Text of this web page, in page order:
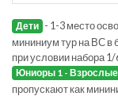
Дети - 1-3 место
мининиум тур на ВС в
при условии набора
Юниоры 1 - Взрослые
пропускают как